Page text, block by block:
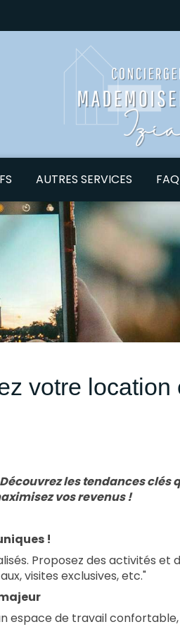
AUTRES SERVICES FAQ
votre location
les tendances clés
vos revenus !
!
Proposez des activités et
visites exclusives, etc."
espace de travail